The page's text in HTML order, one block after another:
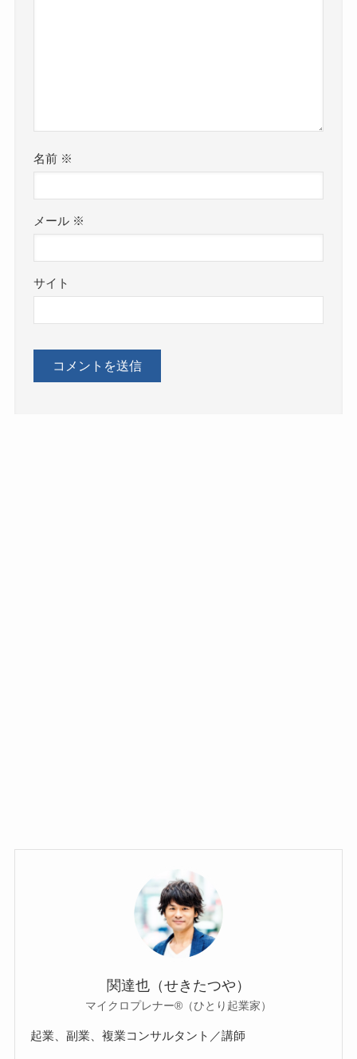
名前 ※
メール ※
サイト
関達也（せきたつや）
マイクロプレナー®（ひとり起業家）
起業、副業、複業コンサルタント／講師